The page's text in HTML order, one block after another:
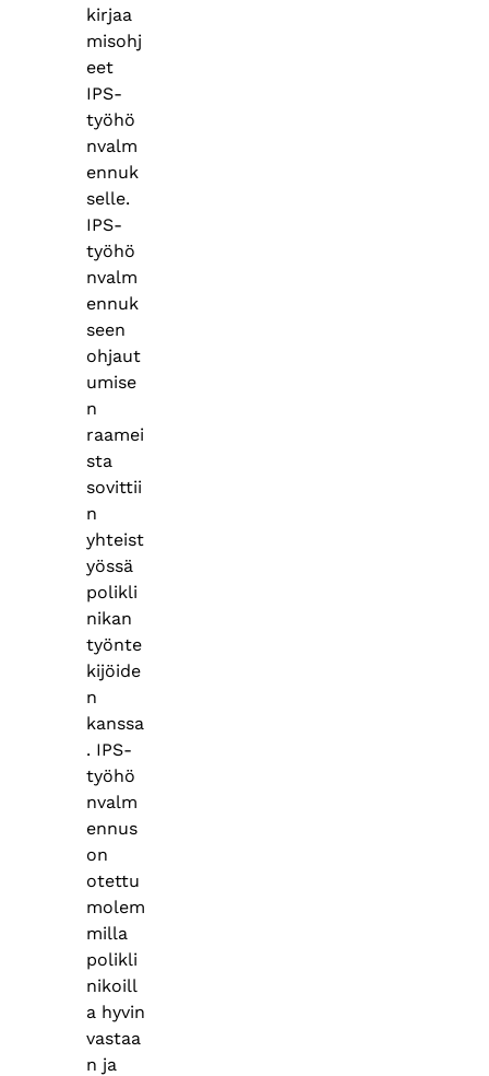
kirjaa
misohj
eet
IPS-
työhö
nvalm
ennuk
selle.
IPS-
työhö
nvalm
ennuk
seen
ohjaut
umise
n
raamei
sta
sovittii
n
yhteist
yössä
polikli
nikan
työnte
kijöide
n
kanssa
. IPS-
työhö
nvalm
ennus
on
otettu
molem
milla
polikli
nikoill
a hyvin
vastaa
n ja